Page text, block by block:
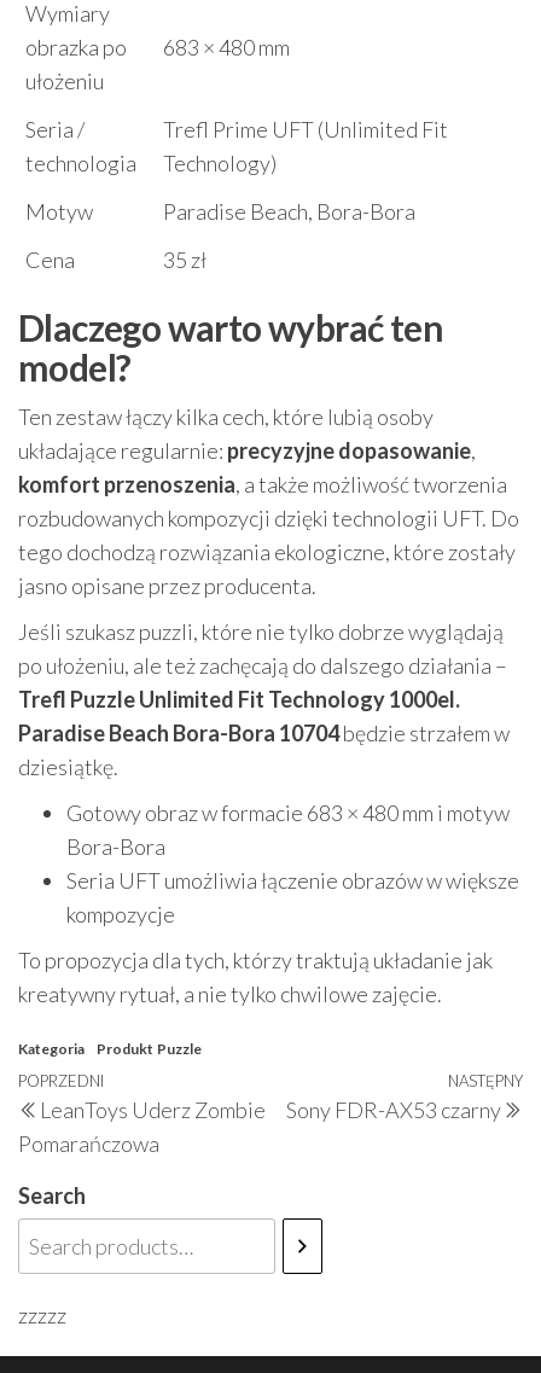
Wymiary
obrazka po
ułożeniu
683 × 480 mm
Seria /
technologia
Trefl Prime UFT (Unlimited Fit
Technology)
Motyw
Paradise Beach, Bora-Bora
Cena
35 zł
Dlaczego warto wybrać ten
model?
Ten zestaw łączy kilka cech, które lubią osoby
układające regularnie: precyzyjne dopasowanie,
komfort przenoszenia, a także możliwość tworzenia
rozbudowanych kompozycji dzięki technologii UFT. Do
tego dochodzą rozwiązania ekologiczne, które zostały
jasno opisane przez producenta.
Jeśli szukasz puzzli, które nie tylko dobrze wyglądają
po ułożeniu, ale też zachęcają do dalszego działania –
Trefl Puzzle Unlimited Fit Technology 1000el.
Paradise Beach Bora-Bora 10704będzie strzałem w
dziesiątkę.
Gotowy obraz w formacie 683 × 480 mm i motyw
Bora-Bora
Seria UFT umożliwia łączenie obrazów w większe
kompozycje
To propozycja dla tych, którzy traktują układanie jak
kreatywny rytuał, a nie tylko chwilowe zajęcie.
Kategoria Produkt Puzzle
Nawigacja
wpisu
Poprzedni
wpis
POPRZEDNI
LeanToys Uderz Zombie
Pomarańczowa
NASTĘPNY
Sony FDR-AX53 czarny
Search
zzzzz